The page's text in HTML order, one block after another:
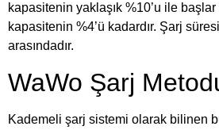
kapasitenin yaklaşık %10’u ile başlar
kapasitenin %4’ü kadardır. Şarj
arasındadır.
WaWo Şarj
Kademeli şarj sistemi olarak bilinen